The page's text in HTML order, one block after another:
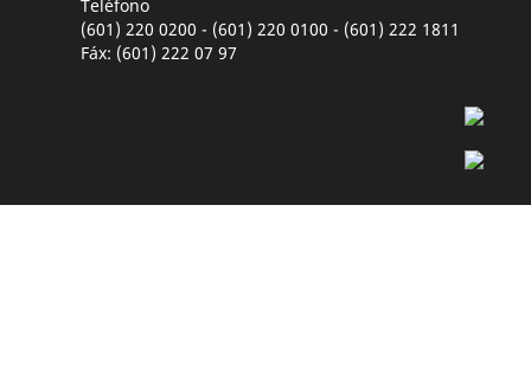
Teléfono
(601) 220 0200 - (601) 220 0100 - (601) 222 1811
Fáx: (601) 222 07 97